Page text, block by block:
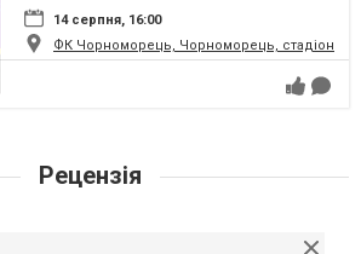
14 серпня, 16:00
ФК Чорноморець, Чорноморець, стадіон
Рецензія